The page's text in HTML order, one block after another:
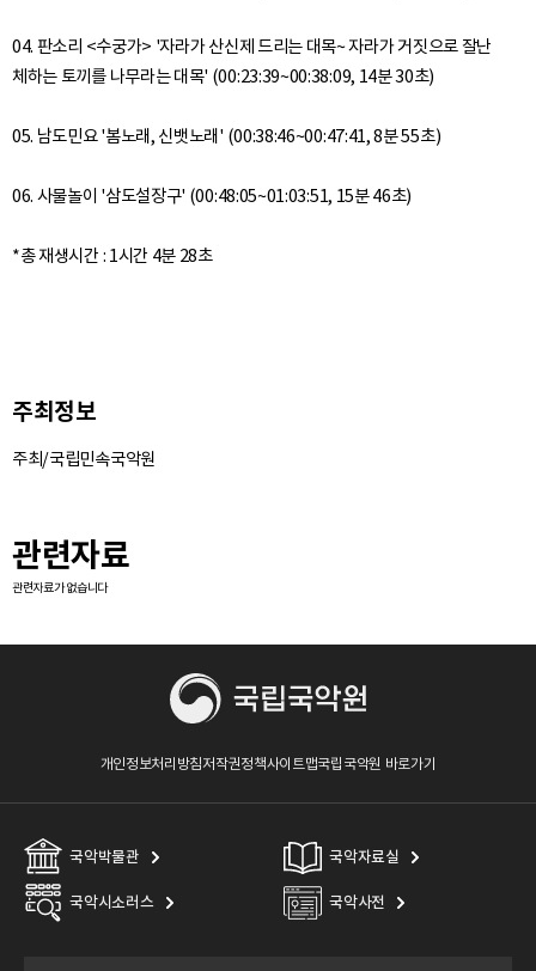
04. 판소리 <수궁가> '자라가 산신제 드리는 대목~ 자라가 거짓으로 잘난
체하는 토끼를 나무라는 대목' (00:23:39~00:38:09, 14분 30초)
05. 남도민요 '봄노래, 신뱃노래' (00:38:46~00:47:41, 8분 55초)
06. 사물놀이 '삼도설장구' (00:48:05~01:03:51, 15분 46초)
*총 재생시간 : 1시간 4분 28초
주최정보
주최/국립민속국악원
관련자료
관련자료가 없습니다
개인정보처리방침저작권정책사이트맵국립국악원 바로가기
국악박물관 국악자료실
국악시소러스 국악사전